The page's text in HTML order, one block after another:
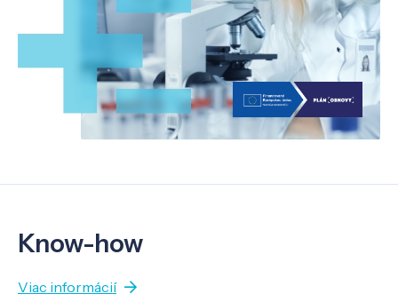
Know-how
Viac informácií